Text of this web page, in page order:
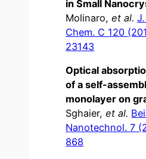
in Small
Molinaro,et al.
Chem. C 120
23143
Optical
of a self-
monolayer on
Sghaier,et al.
Nanotechnol. 7
868